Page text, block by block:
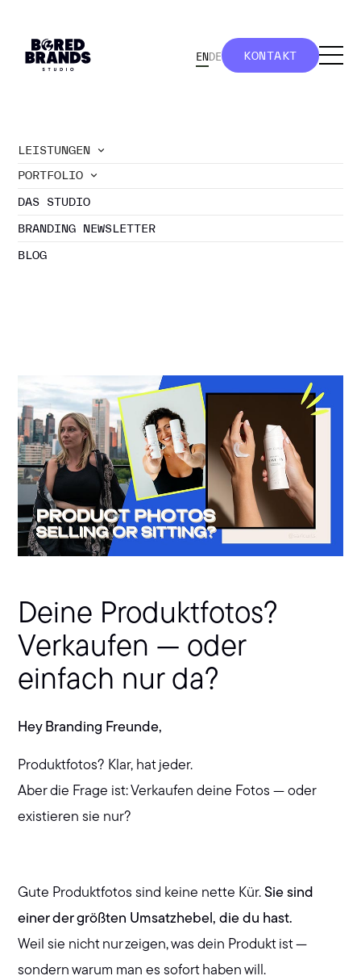
EN DE
KONTAKT
LEISTUNGEN
PORTFOLIO
DAS STUDIO
BRANDING NEWSLETTER
BLOG
OPTIMALE
PRODUKTFOTOS:
VERKAUFE MEHR MIT
Deine Produktfotos?
Verkaufen — oder
einfach nur da?
Hey Branding Freunde,
Produktfotos? Klar, hat jeder.
Aber die Frage ist: Verkaufen deine Fotos — oder
existieren sie nur?
Gute Produktfotos sind keine nette Kür.Sie sind
einer der größten Umsatzhebel, die du hast.
Weil sie nicht nur zeigen, was dein Produkt ist —
sondern warum man es sofort haben will.